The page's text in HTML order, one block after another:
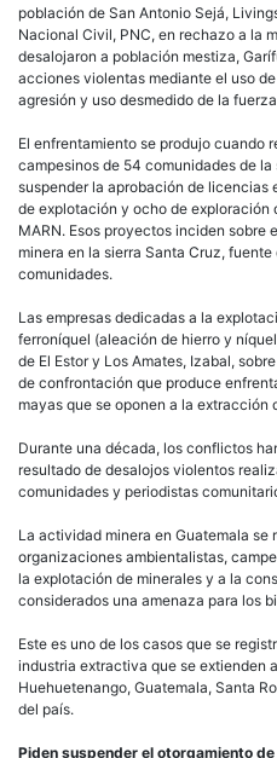
población de San Antonio Sejá,
Nacional Civil, PNC, en rechazo a la
desalojaron a población mestiza,
acciones violentas mediante el uso
agresión y uso desmedido de la
El enfrentamiento se produjo cuando
campesinos de 54 comunidades de
suspender la aprobación de licencias
de explotación y ocho de exploración
MARN. Esos proyectos inciden
minera en la sierra Santa Cruz,
comunidades.
Las empresas dedicadas a la
ferroníquel (aleación de hierro y
de El Estor y Los Amates, Izabal,
de confrontación que produce
mayas que se oponen a la extracción
Durante una década, los conflictos
resultado de desalojos violentos
comunidades y periodistas
La actividad minera en Guatemala se
organizaciones ambientalistas,
la explotación de minerales y a la
considerados una amenaza para los
Este es uno de los casos que se
industria extractiva que se extienden
Huehuetenango, Guatemala, Santa
del país.
Piden suspender el otorgamiento